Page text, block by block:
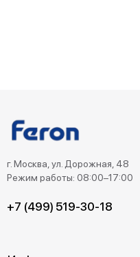
г. Москва, ул. Дорожная, 48
Режим работы: 08:00–17:00
+7 (499) 519-30-18